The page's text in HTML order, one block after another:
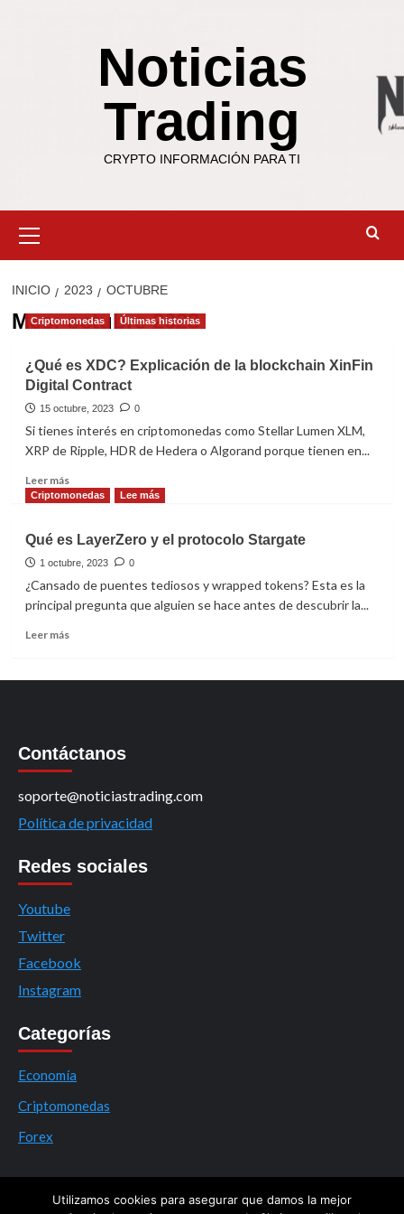
Noticias
Trading
CRYPTO INFORMACIÓN PARA TI
primario
INICIO 2023 OCTUBRE
Mes:octubre 2023
Criptomonedas Últimas historias
¿Qué es XDC? Explicación de la blockchain XinFin
Digital Contract
15 octubre, 2023 0
Si tienes interés en criptomonedas como Stellar Lumen XLM,
XRP de Ripple, HDR de Hedera o Algorand porque tienen en...
Leer másLeer
más
es
XDC?
Explicación
de
la
blockchain
Contract
Criptomonedas Lee más
Qué es LayerZero y el protocolo Stargate
1 octubre, 2023 0
¿Cansado de puentes tediosos y wrapped tokens? Esta es la
principal pregunta que alguien se hace antes de descubrir la...
Leer másLeer
Qué
el
protocolo
Contáctanos
soporte@noticiastrading.com
Política de privacidad
Redes sociales
Youtube
Twitter
Facebook
Instagram
Categorías
Economía
Criptomonedas
Forex
Utilizamos cookies para asegurar que damos la mejor